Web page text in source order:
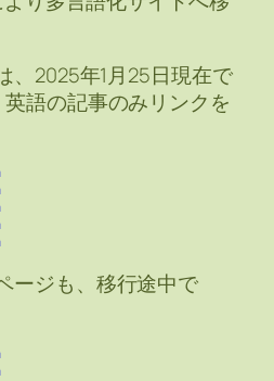
、2025年1月25日現在で
語の記事のみリンクを
ージも、移行途中で